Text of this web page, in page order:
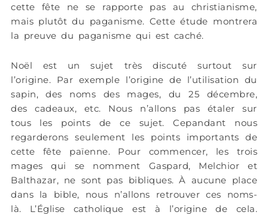
cette fête ne se rapporte pas au christianisme,
mais plutôt du paganisme. Cette étude montrera
la preuve du paganisme qui est caché.
Noël est un sujet très discuté surtout sur
l’origine. Par exemple l’origine de l’utilisation du
sapin, des noms des mages, du 25 décembre,
des cadeaux, etc. Nous n’allons pas étaler sur
tous les points de ce sujet. Cepandant nous
regarderons seulement les points importants de
cette fête païenne. Pour commencer, les trois
mages qui se nomment Gaspard, Melchior et
Balthazar, ne sont pas bibliques. À aucune place
dans la bible, nous n’allons retrouver ces noms-
là. L’Église catholique est à l’origine de cela.